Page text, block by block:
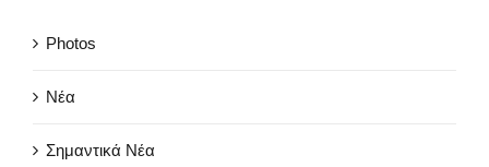
Photos
Νέα
Σημαντικά Νέα